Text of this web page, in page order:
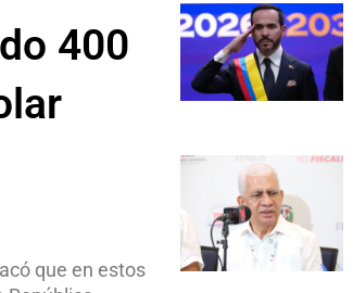
400
que en estos